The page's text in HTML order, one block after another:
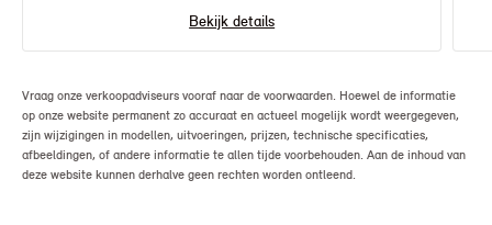
Bekijk details
Vraag onze verkoopadviseurs vooraf naar de voorwaarden. Hoewel de informatie
op onze website permanent zo accuraat en actueel mogelijk wordt weergegeven,
zijn wijzigingen in modellen, uitvoeringen, prijzen, technische specificaties,
afbeeldingen, of andere informatie te allen tijde voorbehouden. Aan de inhoud van
deze website kunnen derhalve geen rechten worden ontleend.